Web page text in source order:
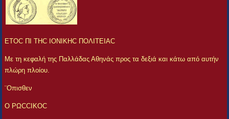
ΕΤΟC ΠΙ ΤΗC ΙΟΝΙΚΗC ΠΟΛΙΤΕΙΑC
Με τη κεφαλή της Παλλάδας Αθηνάς προς τα δεξιά και κάτω από αυτήν
πλώρη πλοίου.
¨Οπισθεν
Ο ΡΩCCΙΚΟC